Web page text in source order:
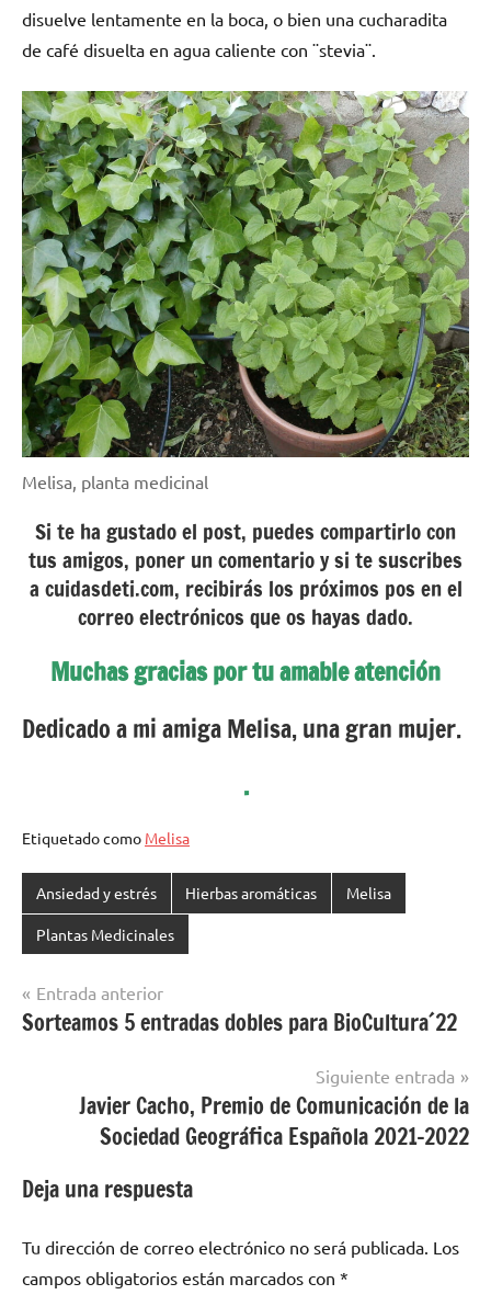
disuelve lentamente en la boca, o bien una cucharadita
de café disuelta en agua caliente con ¨stevia¨.
Melisa, planta medicinal
Si te ha gustado el post, puedes compartirlo con
tus amigos, poner un comentario y si te suscribes
a cuidasdeti.com, recibirás los próximos pos en el
correo electrónicos que os hayas dado.
Muchas gracias por tu amable atención
Dedicado a mi amiga Melisa, una gran mujer.
.
Etiquetado como Melisa
Ansiedad y estrés Hierbas aromáticas Melisa
Plantas Medicinales
Navegación
de
Entrada anterior
Sorteamos 5 entradas dobles para BioCultura´22
Siguiente entrada
Javier Cacho, Premio de Comunicación de la
Sociedad Geográfica Española 2021-2022
Deja una respuesta
Tu dirección de correo electrónico no será publicada. Los
campos obligatorios están marcados con *